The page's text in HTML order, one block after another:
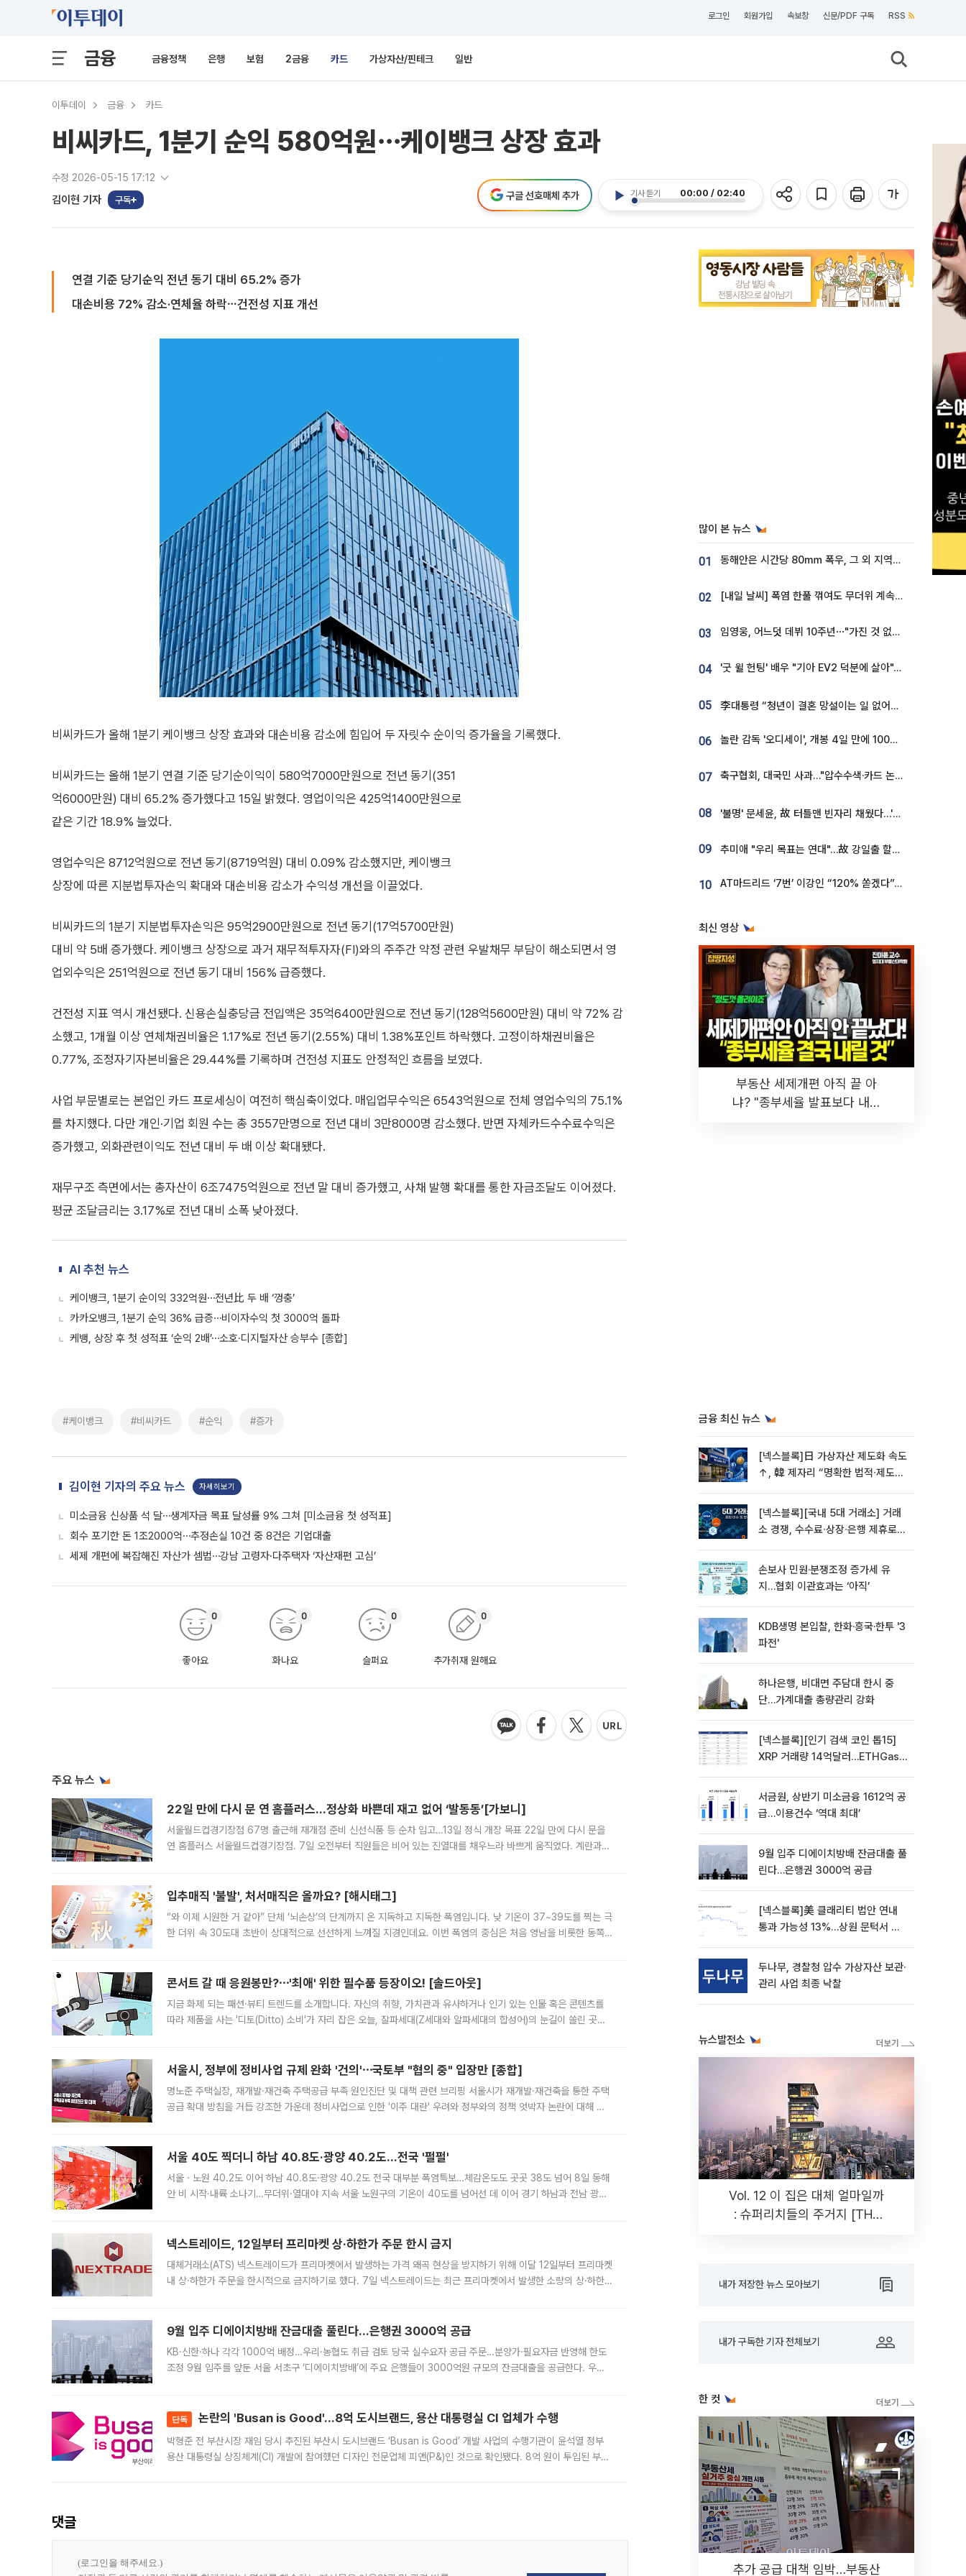
로그인 회원가입 속보창 신문/PDF 구독 RSS
금융 금융정책 은행 보험 2금융 카드 가상자산/핀테크 일반
이투데이 금융 카드
비씨카드, 1분기 순익 580억원⋯케이뱅크 상장 효과
수정 2026-05-15 17:12
김이현 기자 구독
기사 듣기 00:00 / 02:40
구글 선호매체 추가
연결 기준 당기순익 전년 동기 대비 65.2% 증가
대손비용 72% 감소·연체율 하락⋯건전성 지표 개선
비씨카드가 올해 1분기 케이뱅크 상장 효과와 대손비용 감소에 힘입어 두 자릿수 순이익 증가율을 기록했다.
비씨카드는 올해 1분기 연결 기준 당기순이익이 580억7000만원으로 전년 동기(351
억6000만원) 대비 65.2% 증가했다고 15일 밝혔다. 영업이익은 425억1400만원으로
같은 기간 18.9% 늘었다.
영업수익은 8712억원으로 전년 동기(8719억원) 대비 0.09% 감소했지만, 케이뱅크
상장에 따른 지분법투자손익 확대와 대손비용 감소가 수익성 개선을 이끌었다.
비씨카드의 1분기 지분법투자손익은 95억2900만원으로 전년 동기(17억5700만원)
대비 약 5배 증가했다. 케이뱅크 상장으로 과거 재무적투자자(FI)와의 주주간 약정 관련 우발채무 부담이 해소되면서 영
업외수익은 251억원으로 전년 동기 대비 156% 급증했다.
건전성 지표 역시 개선됐다. 신용손실충당금 전입액은 35억6400만원으로 전년 동기(128억5600만원) 대비 약 72% 감
소했고, 1개월 이상 연체채권비율은 1.17%로 전년 동기(2.55%) 대비 1.38%포인트 하락했다. 고정이하채권비율은
0.77%, 조정자기자본비율은 29.44%를 기록하며 건전성 지표도 안정적인 흐름을 보였다.
사업 부문별로는 본업인 카드 프로세싱이 여전히 핵심축이었다. 매입업무수익은 6543억원으로 전체 영업수익의 75.1%
를 차지했다. 다만 개인·기업 회원 수는 총 3557만명으로 전년 대비 3만8000명 감소했다. 반면 자체카드수수료수익은
증가했고, 외화관련이익도 전년 대비 두 배 이상 확대됐다.
재무구조 측면에서는 총자산이 6조7475억원으로 전년 말 대비 증가했고, 사채 발행 확대를 통한 자금조달도 이어졌다.
평균 조달금리는 3.17%로 전년 대비 소폭 낮아졌다.
AI 추천 뉴스
케이뱅크, 1분기 순이익 332억원⋯전년比 두 배 ‘껑충’
카카오뱅크, 1분기 순익 36% 급증⋯비이자수익 첫 3000억 돌파
케뱅, 상장 후 첫 성적표 ‘순익 2배’⋯소호·디지털자산 승부수 [종합]
#케이뱅크 #비씨카드 #순익 #증가
김이현 기자의 주요 뉴스 자세히보기
미소금융 신상품 석 달⋯생계자금 목표 달성률 9% 그쳐 [미소금융 첫 성적표]
회수 포기한 돈 1조2000억⋯추정손실 10건 중 8건은 기업대출
세제 개편에 복잡해진 자산가 셈법⋯강남 고령자·다주택자 ‘자산재편 고심’
좋아요
0
화나요
0
슬퍼요
0
추가취재 원해요
0
주요 뉴스
22일 만에 다시 문 연 홈플러스…정상화 바쁜데 재고 없어 ‘발동동’[가보니]
서울월드컵경기장점 67명 출근해 재개점 준비 신선식품 등 순차 입고…13일 정식 개장 목표 22일 만에 다시 문을
연 홈플러스 서울월드컵경기장점. 7일 오전부터 직원들은 비어 있는 진열대를 채우느라 바쁘게 움직였다. 계란과
입추매직 '불발', 처서매직은 올까요? [해시태그]
“와 이제 시원한 거 같아” 단체 ‘뇌손상’의 단계까지 온 지독하고 지독한 폭염입니다. 낮 기온이 37~39도를 찍는 극
한 더위 속 30도대 초반이 상대적으로 선선하게 느껴질 지경인데요. 이번 폭염의 중심은 처음 영남을 비롯한 동쪽
콘서트 갈 때 응원봉만?⋯'최애' 위한 필수품 등장이오! [솔드아웃]
지금 화제 되는 패션·뷰티 트렌드를 소개합니다. 자신의 취향, 가치관과 유사하거나 인기 있는 인물 혹은 콘텐츠를
따라 제품을 사는 '디토(Ditto) 소비'가 자리 잡은 오늘, 잘파세대(Z세대와 알파세대의 합성어)의 눈길이 쏠린 곳은
서울시, 정부에 정비사업 규제 완화 '건의'⋯국토부 "협의 중" 입장만 [종합]
명노준 주택실장, 재개발·재건축 주택공급 부족 원인진단 및 대책 관련 브리핑 서울시가 재개발·재건축을 통한 주택
공급 확대 방침을 거듭 강조한 가운데 정비사업으로 인한 '이주 대란' 우려와 정부와의 정책 엇박자 논란에 대해 정
서울 40도 찍더니 하남 40.8도·광양 40.2도…전국 '펄펄'
서울ㆍ노원 40.2도 이어 하남 40.8도·광양 40.2도 전국 대부분 폭염특보…체감온도도 곳곳 38도 넘어 8일 동해
안 비 시작·내륙 소나기…무더위·열대야 지속 서울 노원구의 기온이 40도를 넘어선 데 이어 경기 하남과 전남 광양
넥스트레이드, 12일부터 프리마켓 상·하한가 주문 한시 금지
대체거래소(ATS) 넥스트레이드가 프리마켓에서 발생하는 가격 왜곡 현상을 방지하기 위해 이달 12일부터 프리마켓
내 상·하한가 주문을 한시적으로 금지하기로 했다. 7일 넥스트레이드는 최근 프리마켓에서 발생한 소량의 상·하한
9월 입주 디에이치방배 잔금대출 풀린다…은행권 3000억 공급
KB·신한·하나 각각 1000억 배정…우리·농협도 취급 검토 당국 실수요자 공급 주문…분양가·필요자금 반영해 한도
조정 9월 입주를 앞둔 서울 서초구 ‘디에이치방배’에 주요 은행들이 3000억원 규모의 잔금대출을 공급한다. 우리
단독 논란의 'Busan is Good'…8억 도시브랜드, 용산 대통령실 CI 업체가 수행
박형준 전 부산시장 재임 당시 추진된 부산시 도시브랜드 ‘Busan is Good’ 개발 사업의 수행기관이 윤석열 정부
용산 대통령실 상징체계(CI) 개발에 참여했던 디자인 전문업체 피앤(P&)인 것으로 확인됐다. 8억 원이 투입된 부산
댓글
많이 본 뉴스
01 동해안은 시간당 80㎜ 폭우, 그 외 지역은 폭염…‘극과 극 날씨’
02 [내일 날씨] 폭염 한풀 꺾여도 무더위 계속⋯동해안 이틀 연속 비
03 임영웅, 어느덧 데뷔 10주년⋯"가진 것 없던 시절, 내 앞엔 20명의 팬뿐"
04 '굿 윌 헌팅' 배우 "기아 EV2 덕분에 살아"…교통사고 후 안전성 극찬
05 李대통령 “청년이 결혼 망설이는 일 없어야...제도상 불이익 조사”
06 놀란 감독 '오디세이', 개봉 4일 만에 100만 돌파⋯'왕사남' 보다 빠르다
07 축구협회, 대국민 사과…"압수수색·카드 논란 사죄, 강도 높은 쇄신"
08 '불명' 문세윤, 故 터틀맨 빈자리 채웠다…'거북이' 눈물의 최종 우승
09 추미애 "우리 목표는 연대"…故 강일출 할머니 흉상 제막
10 AT마드리드 ‘7번’ 이강인 “120% 쏟겠다”⋯시메오네 감독 “필요한 선수”
최신 영상
부동산 세제개편 아직 끝 아
냐? "종부세율 발표보다 내릴
금융 최신 뉴스
[넥스블록]日 가상자산 제도화 속도
↑, 韓 제자리 “명확한 법적∙제도적
[넥스블록][국내 5대 거래소] 거래
소 경쟁, 수수료∙상장∙은행 제휴로
손보사 민원·분쟁조정 증가세 유
지…협회 이관효과는 ‘아직’
KDB생명 본입찰, 한화·흥국·한투 '3
파전'
하나은행, 비대면 주담대 한시 중
단…가계대출 총량관리 강화
[넥스블록][인기 검색 코인 톱15]
XRP 거래량 14억달러…ETHGas
서금원, 상반기 미소금융 1612억 공
급…이용건수 ‘역대 최대’
9월 입주 디에이치방배 잔금대출 풀
린다…은행권 3000억 공급
[넥스블록]美 클래리티 법안 연내
통과 가능성 13%…상원 문턱서 제
두나무, 경찰청 압수 가상자산 보관·
관리 사업 최종 낙찰
뉴스발전소
Vol. 12 이 집은 대체 얼마일까
: 슈퍼리치들의 주거지 [THE
내가 저장한 뉴스 모아보기
내가 구독한 기자 전체보기
한 컷
추가 공급 대책 임박…부동산